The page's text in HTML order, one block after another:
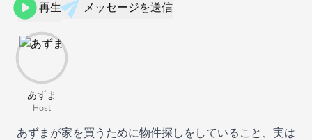
再生 メッセージを送信
あずま
Host
あずまが家を買うために物件探しをしていること、実は